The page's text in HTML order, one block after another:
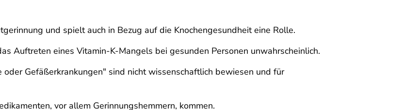
und spielt auch in Bezug auf die Knochengesundheit eine Rolle.
Auftreten eines Vitamin-K-Mangels bei gesunden Personen unwahrscheinlich.
Gefäßerkrankungen" sind nicht wissenschaftlich bewiesen und für
vor allem Gerinnungshemmern, kommen.